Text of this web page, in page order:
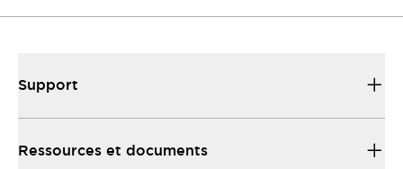
Support
Ressources et documents